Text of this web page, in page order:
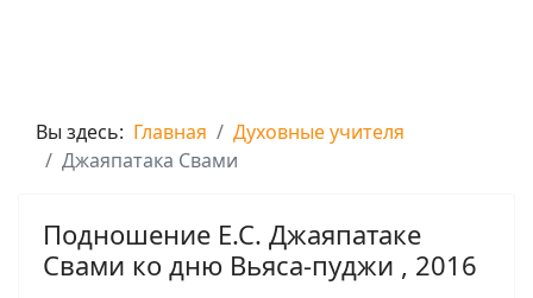
Вы здесь: Главная
Духовные учителя
Джаяпатака Свами
Подношение Е.С. Джаяпатаке
Свами ко дню Вьяса-пуджи , 2016